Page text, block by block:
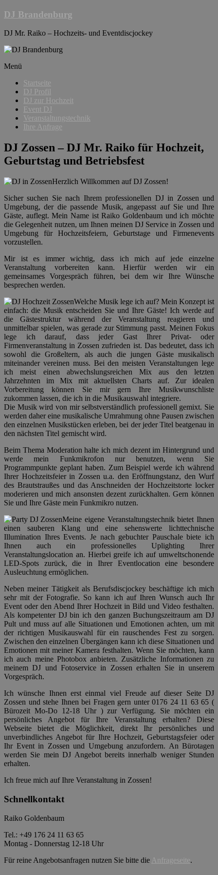
Skip
content
DJ Brandenburg
DJ Mr. Raiko – Hochzeits- und Eventdiscjockey
Menü
Startseite
DJ Profil
DJ zur Hochzeit
Event DJ
Veranstaltungstechnik
Ihre Anfrage
DJ Zossen – DJ Mr. Raiko für Hochzeit,
Geburtstag und Betriebsfest
Herzlich Willkommen auf DJ Zossen!
Sicher suchen Sie nach Ihrem professionellen DJ in Zossen und
Umgebung, der die passende Musik, angepasst auf Sie und Ihre
Gäste, auflegt. Mein Name ist Raiko Goldenbaum und ich möchte
die Gelegenheit nutzen, um Ihnen meinen DJ Service in Zossen und
Umgebung für Hochzeitsfeiern, Geburtstage und Firmenevents
vorzustellen.
Mir ist es immer wichtig, dass ich mich auf jede einzelne
Veranstaltung vorbereiten kann. Hierfür werden wir ein
gemeinsames Vorgespräch führen, bei dem wir Ihre Wünsche
besprechen werden.
Welche Musik lege ich auf? Mein Konzept ist
einfach: die Musik entscheiden Sie und Ihre Gäste! Ich werde auf
die Gästestruktur während der Veranstaltung reagieren und
unmittelbar spielen, was gerade zur Stimmung passt. Meinen Fokus
lege ich darauf, dass jeder Gast Ihrer Privat- oder
Firmenveranstaltung in Zossen zufrieden ist. Das bedeutet, dass ich
sowohl die Großeltern, als auch die jungen Gäste musikalisch
miteinander vereinen muss. Bei den meisten Veranstaltungen lege
ich meist einen abwechslungsreichen Mix aus den letzten
Jahrzehnten im Mix mit aktuellsten Charts auf. Zur idealen
Vorbereitung können Sie mir gern Ihre Musikwunschliste
zukommen lassen, die ich in die Musikauswahl integriere.
Die Musik wird von mir selbstverständlich professionell gemixt. Sie
werden daher eine musikalische Umrahmung ohne Pausen zwischen
den einzelnen Musikstücken erleben, bei der jeder Titel beatgenau in
den nächsten Titel gemischt wird.
Beim Thema Moderation halte ich mich dezent im Hintergrund und
werde mein Funkmikrofon nur benutzen, wenn Sie
Programmpunkte geplant haben. Zum Beispiel werde ich während
Ihrer Hochzeitsfeier in Zossen u.a. den Eröffnungstanz, den Wurf
des Brautstraußes und das Anschneiden der Hochzeitstorte locker
moderieren und mich ansonsten dezent zurückhalten. Gern können
Sie und Ihre Gäste mein Funkmikro nutzen.
Meine eigene Veranstaltungstechnik bietet Ihnen
einen sauberen Klang und eine sehenswerte lichttechnische
Illumination Ihres Events. Je nach gebuchter Pauschale biete ich
Ihnen auch ein professionelles Uplighting Ihrer
Veranstaltungslocation an. Hierbei greife ich auf umweltschonende
LED-Spots zurück, die in Ihrer Eventlocation eine besondere
Ausleuchtung ermöglichen.
Neben meiner Tätigkeit als Berufsdiscjockey beschäftige ich mich
sehr mit der Fotografie. So kann ich auf Ihren Wunsch auch Ihr
Event oder den Abend Ihrer Hochzeit in Bild und Video festhalten.
Als kompetenter DJ bin ich den ganzen Buchungszeitraum am DJ
Pult und muss auf alle Situationen und Emotionen achten, um mit
der richtigen Musikauswahl für ein rauschendes Fest zu sorgen.
Zwischen den einzelnen Übergängen kann ich diese Situationen und
Emotionen mit meiner Kamera festhalten. Wenn Sie möchten, kann
ich auch meine Photobox anbieten. Zusätzliche Informationen zu
meinem DJ und Fotoservice in Zossen erhalten Sie in unserem
Vorgespräch.
Ich wünsche Ihnen erst einmal viel Freude auf dieser Seite DJ
Zossen und stehe Ihnen bei Fragen gern unter 0176 24 11 63 65 (
Bürozeit Mo-Do 12-18 Uhr ) zur Verfügung. Sie möchten ein
persönliches Angebot für Ihre Veranstaltung erhalten? Diese
Webseite bietet die Möglichkeit, direkt Ihr persönliches und
unverbindliches Angebot für Ihre Hochzeit, Geburtstagsfeier oder
Ihr Event in Zossen und Umgebung anzufordern. An Bürotagen
werden Sie mein DJ Angebot bereits innerhalb weniger Stunden
erhalten.
Ich freue mich auf Ihre Veranstaltung in Zossen!
Schnellkontakt
Raiko Goldenbaum
Tel.: +49 176 24 11 63 65
Montag - Donnerstag 12-18 Uhr
Für reine Angebotsanfragen nutzen Sie bitte die Anfrageseite.